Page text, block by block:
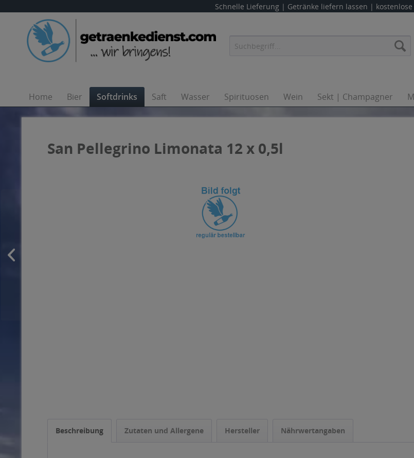
Schnelle Lieferung | Getränke liefern lassen |
Home Bier Softdrinks Saft Wasser Spirituosen Wein Sekt | Champagner
San Pellegrino Limonata 12 x 0,5l
Beschreibung Zutaten und Allergene Hersteller Nährwertangaben